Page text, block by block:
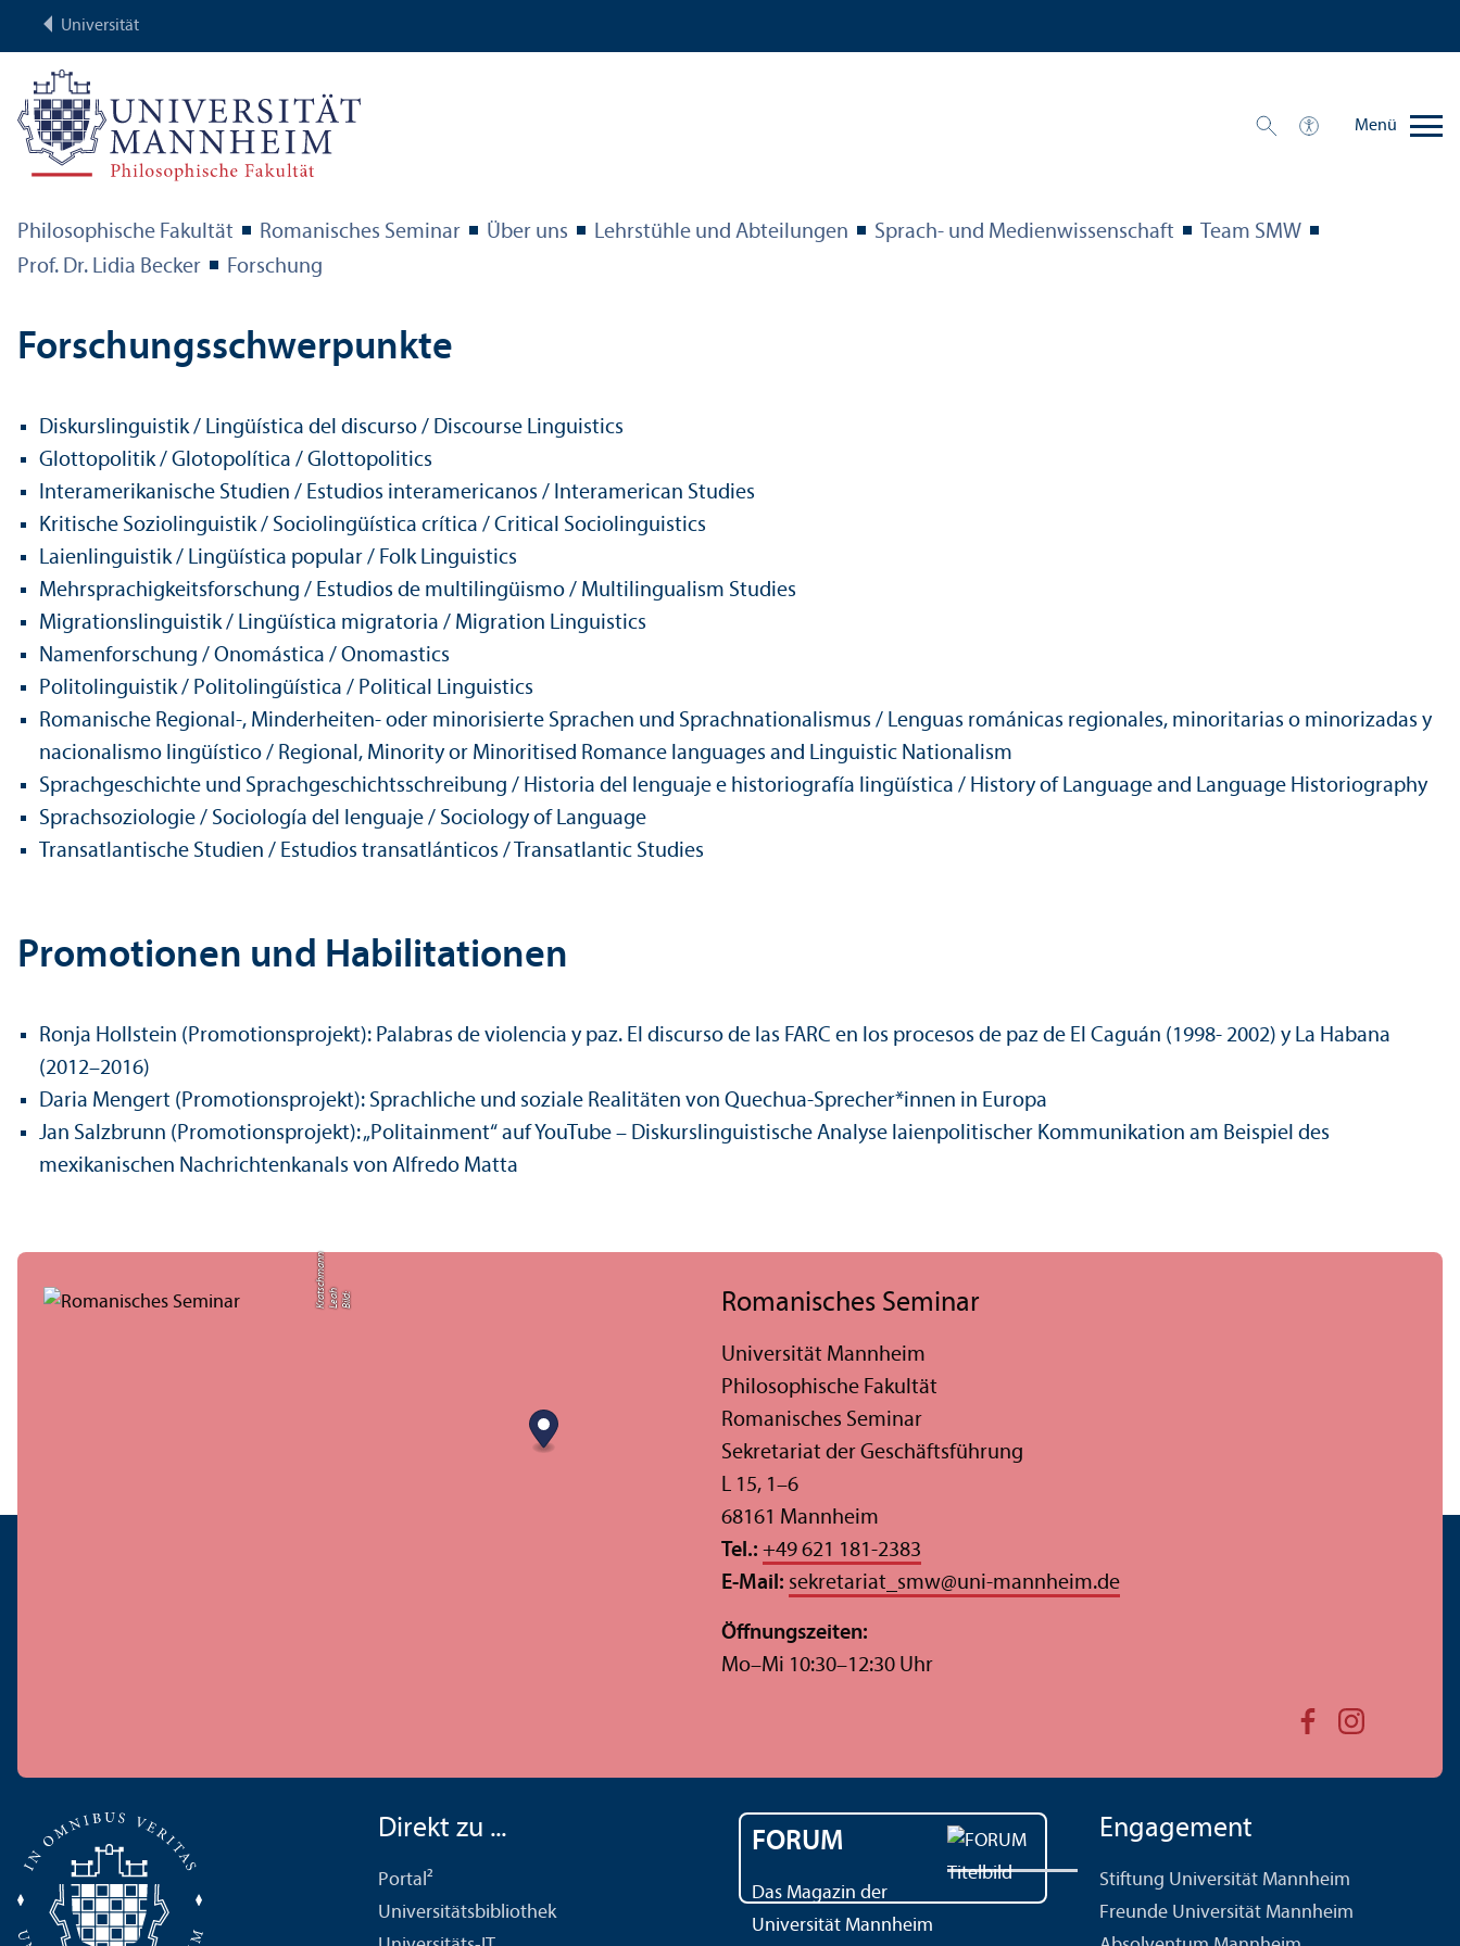
Universität
Menü
Philosophische Fakultät Romanisches Seminar Über uns Lehr­stühle und Abteilungen Sprach- und Medien­wissenschaft
Team SMW
Prof. Dr. Lidia Becker
Forschung
Forschungs­schwerpunkte
Diskurslinguistik / Lingüística del discurso / Discourse Linguistics
Glottopolitik / Glotopolítica / Glottopolitics
Interamerikanische Studien / Estudios interamericanos / Interamerican Studies
Kritische Soziolinguistik / Sociolingüística crítica / Critical Sociolinguistics
Laienlinguistik / Lingüística popular / Folk Linguistics
Mehrsprach­igkeits­forschung / Estudios de multilingüismo / Multilingualism Studies
Migrations­linguistik / Lingüística migratoria / Migration Linguistics
Namenforschung / Onomástica / Onomastics
Politolinguistik / Politolingüística / Political Linguistics
Romanische Regional-, Minderheiten- oder minorisierte Sprachen und Sprach­nationalismus / Lenguas románicas regionales, minoritarias o minorizadas y
nacionalismo lingüístico / Regional, Minority or Minoritised Romance languages and Linguistic Nationalism
Sprach­geschichte und Sprach­geschichtsschreibung / Historia del lenguaje e historiografía lingüística / History of Language and Language Historiography
Sprach­soziologie / Sociología del lenguaje / Sociology of Language
Trans­atlanti­sche Studien / Estudios trans­atlánticos / Trans­atlantic Studies
Promotionen und Habilitationen
Ronja Hollstein (Promotions­projekt): Palabras de violencia y paz. El discurso de las FARC en los procesos de paz de El Caguán (1998- 2002) y La Habana
(2012–2016)
Daria Mengert (Promotions­projekt): Sprach­liche und soziale Realitäten von Quechua-Sprecher*innen in Europa
Jan Salzbrunn (Promotions­projekt): „Politainment“ auf YouTube – Diskurslinguistische Analyse laienpolitischer Kommunikation am Beispiel des
mexikanischen Nachrichtenkanals von Alfredo Matta
Bil
d:
L
e
a
hK
r
a
t
sc
h
m
a
n
n Romanisches Seminar
Universität Mannheim
Philosophische Fakultät
Romanisches Seminar
Sekretariat der Geschäfts­führung
L 15, 1–6
68161 Mannheim
Tel.: +49 621 181-2383
E-Mail: sekretariat_smw@uni-mannheim.de
Öffnungs­zeiten:
Mo–Mi 10:30–12:30 Uhr
Direkt zu ...
Portal²
Universitäts­bibliothek
FORUM
Das Magazin der
Universität Mannheim
Engagement
Stiftung Universität Mannheim
Freunde Universität Mannheim